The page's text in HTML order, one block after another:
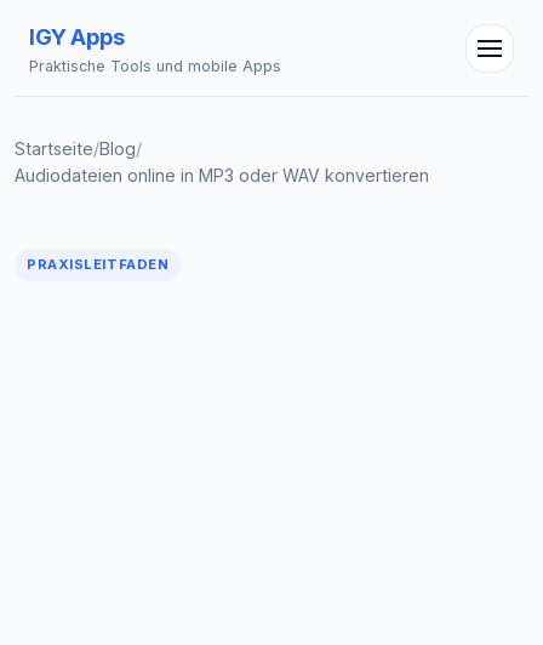
IGY Apps
Praktische Tools und mobile Apps
Startseite/Blog/
Audiodateien online in MP3 oder WAV konvertieren
PRAXISLEITFADEN
Online — Fragen Sie mich